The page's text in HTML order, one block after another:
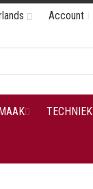
Account
TECHNIEK